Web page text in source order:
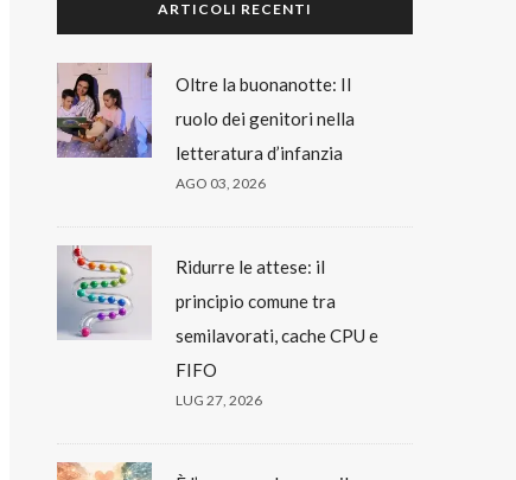
ARTICOLI RECENTI
Oltre la buonanotte: Il
ruolo dei genitori nella
letteratura d’infanzia
AGO 03, 2026
Ridurre le attese: il
principio comune tra
semilavorati, cache CPU e
FIFO
LUG 27, 2026